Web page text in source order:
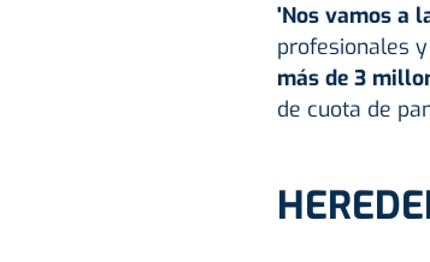
'Nos vamos a
profesionales
más de 3
de cuota de